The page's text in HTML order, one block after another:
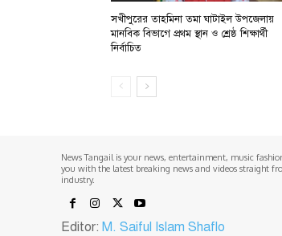
সখীপুরের তাহমিনা তমা ঘাটাইল উপজেলায়
মানবিক বিভাগে প্রথম স্থান ও শ্রেষ্ঠ শিক্ষার্থী
নির্বাচিত
News Tangail is your news, entertainment, music
you with the latest breaking news and videos straight
industry.
Editor: M. Saiful Islam Shaflo